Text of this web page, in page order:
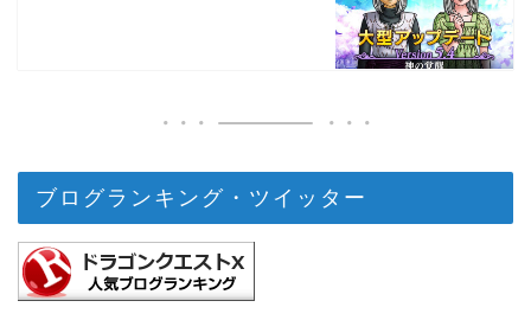
ブログランキング・ツイッター